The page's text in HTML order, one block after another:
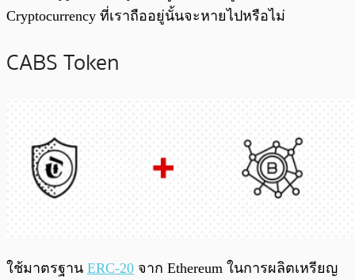
Cryptocurrency ที่เราถืออยู่นั้นจะหายไปหรือไม่
CABS Token
ใช้มาตรฐาน ERC-20 จาก Ethereum ในการผลิตเหรียญ